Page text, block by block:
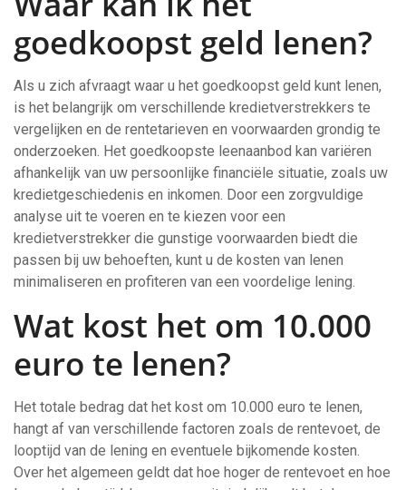
goedkoopst geld lenen?
Als u zich afvraagt waar u het goedkoopst geld kunt lenen,
is het belangrijk om verschillende kredietverstrekkers te
vergelijken en de rentetarieven en voorwaarden grondig te
onderzoeken. Het goedkoopste leenaanbod kan variëren
afhankelijk van uw persoonlijke financiële situatie, zoals uw
kredietgeschiedenis en inkomen. Door een zorgvuldige
analyse uit te voeren en te kiezen voor een
kredietverstrekker die gunstige voorwaarden biedt die
passen bij uw behoeften, kunt u de kosten van lenen
minimaliseren en profiteren van een voordelige lening.
Wat kost het om 10.000
euro te lenen?
Het totale bedrag dat het kost om 10.000 euro te lenen,
hangt af van verschillende factoren zoals de rentevoet, de
looptijd van de lening en eventuele bijkomende kosten.
Over het algemeen geldt dat hoe hoger de rentevoet en hoe